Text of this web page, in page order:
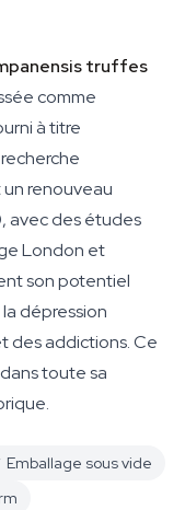
truffes
comme
à titre
renouveau
avec des études
London et
son potentiel
dépression
des addictions. Ce
toute sa
Emballage sous vide